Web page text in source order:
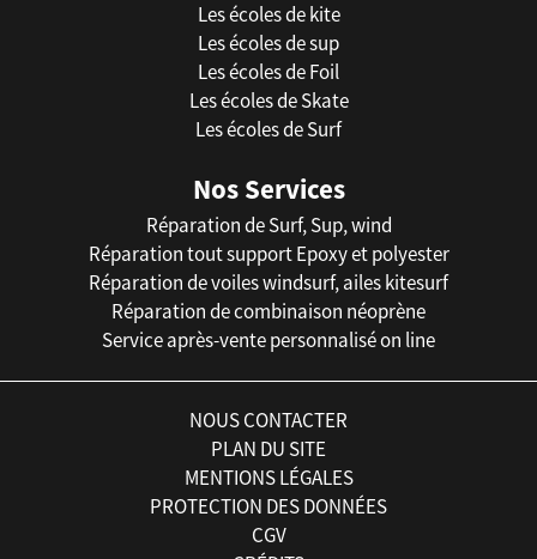
Les écoles de kite
Les écoles de sup
Les écoles de Foil
Les écoles de Skate
Les écoles de Surf
Nos Services
Réparation de Surf, Sup, wind
Réparation tout support Epoxy et polyester
Réparation de voiles windsurf, ailes kitesurf
Réparation de combinaison néoprène
Service après-vente personnalisé on line
NOUS CONTACTER
PLAN DU SITE
MENTIONS LÉGALES
PROTECTION DES DONNÉES
CGV